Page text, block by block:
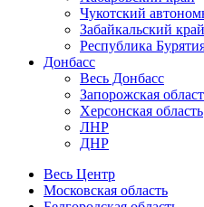
Чукотский
Забайкальский край
Республика
Донбасс
Весь Донбасс
Запорожская
Херсонская область
ЛНР
ДНР
Весь Центр
Московская область